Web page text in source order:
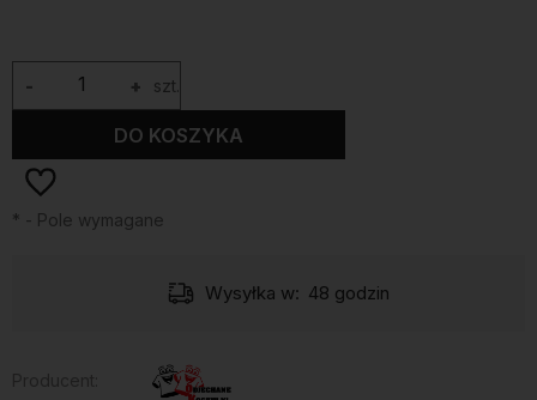
+
- szt.
DO KOSZYKA
* - Pole wymagane
Wysyłka w: 48 godzin